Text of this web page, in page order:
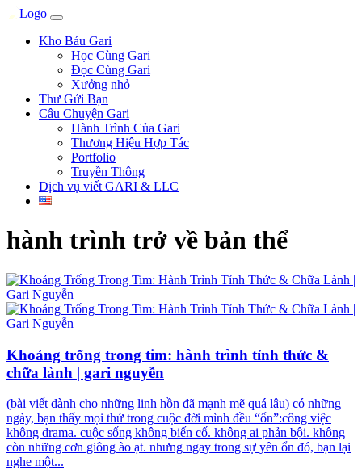
Kho Báu Gari
Học Cùng Gari
Đọc Cùng Gari
Xưởng nhỏ
Thư Gửi Bạn
Câu Chuyện Gari
Hành Trình Của Gari
Thương Hiệu Hợp Tác
Portfolio
Truyền Thông
Dịch vụ viết GARI & LLC
hành trình trở về bản thể
Khoảng trống trong tim: hành trình tỉnh thức &
chữa lành | gari nguyễn
(bài viết dành cho những linh hồn đã mạnh mẽ quá lâu) có những
ngày, bạn thấy mọi thứ trong cuộc đời mình đều “ổn”:công việc
không drama. cuộc sống không biến cố. không ai phản bội. không
còn những cơn giông ào ạt. nhưng ngay trong sự yên ổn đó, bạn lại
nghe một...